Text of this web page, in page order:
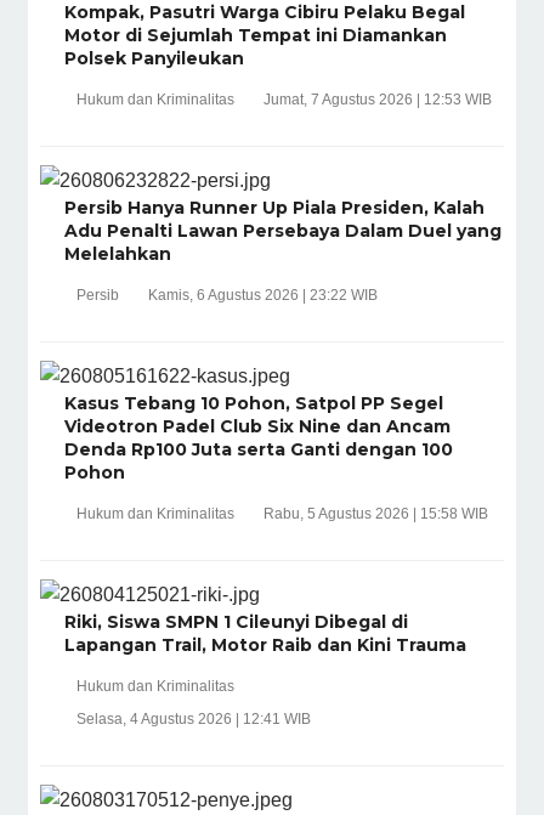
Kompak, Pasutri Warga Cibiru Pelaku Begal
Motor di Sejumlah Tempat ini Diamankan
Polsek Panyileukan
Hukum dan Kriminalitas Jumat, 7 Agustus 2026 | 12:53 WIB
Persib Hanya Runner Up Piala Presiden, Kalah
Adu Penalti Lawan Persebaya Dalam Duel yang
Melelahkan
Persib Kamis, 6 Agustus 2026 | 23:22 WIB
Kasus Tebang 10 Pohon, Satpol PP Segel
Videotron Padel Club Six Nine dan Ancam
Denda Rp100 Juta serta Ganti dengan 100
Pohon
Hukum dan Kriminalitas Rabu, 5 Agustus 2026 | 15:58 WIB
Riki, Siswa SMPN 1 Cileunyi Dibegal di
Lapangan Trail, Motor Raib dan Kini Trauma
Hukum dan Kriminalitas
Selasa, 4 Agustus 2026 | 12:41 WIB